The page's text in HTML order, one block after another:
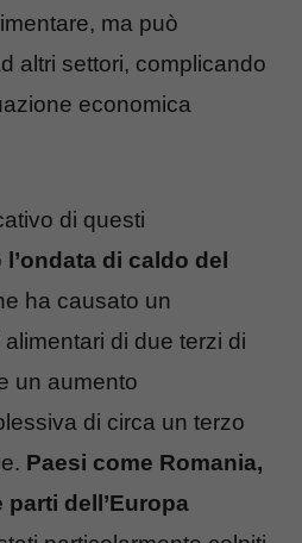
ma può
altri settori, complicando
economica
di questi
l’ondata di caldo del
ha causato un
di due terzi di
un aumento
di circa un terzo
Paesi come Romania,
dell’Europa